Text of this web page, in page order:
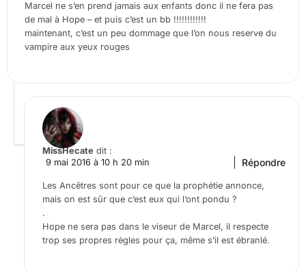
Marcel ne s’en prend jamais aux enfants donc il ne fera pas
de mal à Hope – et puis c’est un bb !!!!!!!!!!!!
maintenant, c’est un peu dommage que l’on nous reserve du
vampire aux yeux rouges
MissHecate dit :
9 mai 2016 à 10 h 20 min
Les Ancêtres sont pour ce que la prophétie annonce,
mais on est sûr que c’est eux qui l’ont pondu ?
.
Hope ne sera pas dans le viseur de Marcel, il respecte
trop ses propres règles pour ça, même s’il est ébranlé.
Répondre